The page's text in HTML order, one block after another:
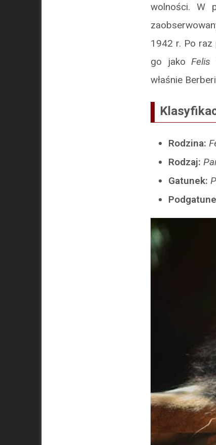
wolności. W
1942 r. Po raz
go jakoFelis
właśnie
Rodzina:
Rodzaj:
Gatunek: